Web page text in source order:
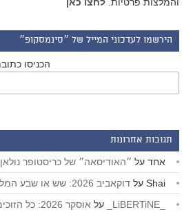
הירשמו לעדכוני המייל של ״סינמסקופ״
הכניסו
תגובות אחרונות
אחד על ״האודיסאה״ של כריסטופר
Shai על דוקאביב 2026: שש או שבע המלצות
על אוסקר 2026: כל הזוכים